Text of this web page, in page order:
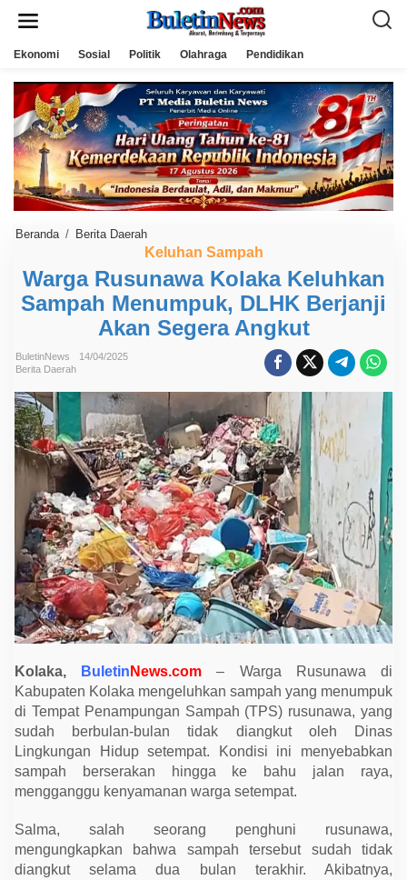
Ekonomi Sosial Politik Olahraga Pendidikan
Beranda / Berita Daerah
a
r
g
a
R
u
s
K
l
a
k
a
K
e
l
u
h
k
a
n
S
a
m
p
h
e
n
u
m
p
u
k
,
H
K
Keluhan Sampah
Warga Rusunawa Kolaka Keluhkan
Sampah Menumpuk, DLHK Berjanji
Akan Segera Angkut
BuletinNews
14/04/2025
Berita Daerah
Kolaka, Buletin News.com – Warga Rusunawa di
Kabupaten Kolaka mengeluhkan sampah yang menumpuk
di Tempat Penampungan Sampah (TPS) rusunawa, yang
sudah berbulan-bulan tidak diangkut oleh Dinas
Lingkungan Hidup setempat. Kondisi ini menyebabkan
sampah berserakan hingga ke bahu jalan raya,
mengganggu kenyamanan warga setempat.
Salma, salah seorang penghuni rusunawa,
mengungkapkan bahwa sampah tersebut sudah tidak
diangkut selama dua bulan terakhir. Akibatnya,